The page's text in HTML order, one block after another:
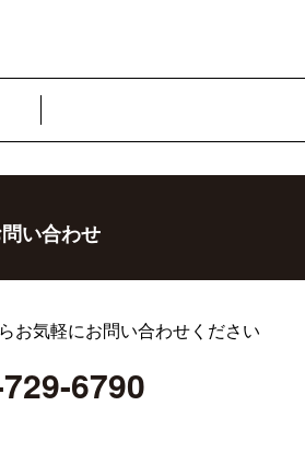
い合わせ
お気軽にお問い合わせください
6790